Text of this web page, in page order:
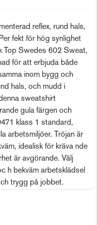
reflex, rund hals,
fekt för hög synlighet
Top Swedes 602 Sweat,
för att erbjuda både
inom bygg och
hals, och mudd i
sweatshirt
gula färgen och
klass 1 standard,
arbetsmiljöer. Tröjan är
idealisk för kräva nde
är avgörande. Välj
h bekväm arbetsklädsel
trygg på jobbet.